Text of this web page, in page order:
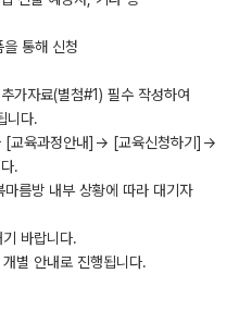
통해 신청
가자료(별첨#1) 필수 작성하여
니다.
[교육과정안내]→ [교육신청하기]→
.
름방 내부 상황에 따라 대기자
바랍니다.
별 안내로 진행됩니다.